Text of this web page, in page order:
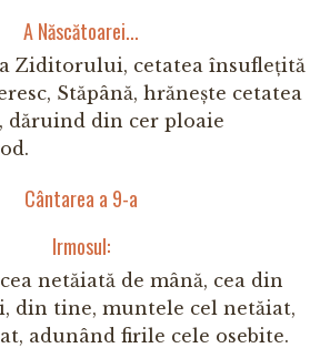
A Născătoarei...
Ziditorului, cetatea însuflețită
Stăpână, hrănește cetatea
dăruind din cer ploaie
Cântarea a 9-a
Irmosul:
netăiată de mână, cea din
din tine, muntele cel netăiat,
adunând firile cele osebite.